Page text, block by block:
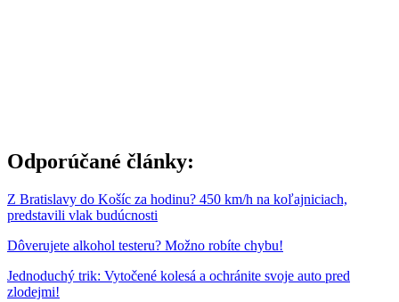
Odporúčané články:
Z Bratislavy do Košíc za hodinu? 450 km/h na koľajniciach,
predstavili vlak budúcnosti
Dôverujete alkohol testeru? Možno robíte chybu!
Jednoduchý trik: Vytočené kolesá a ochránite svoje auto pred
zlodejmi!